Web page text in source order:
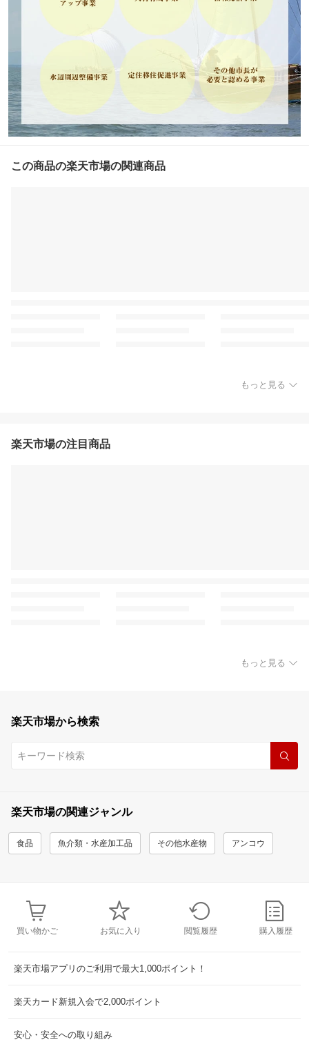
この商品の楽天市場の関連商品
もっと見る
楽天市場の注目商品
もっと見る
楽天市場から検索
楽天市場の関連ジャンル
食品 魚介類・水産加工品 その他水産物 アンコウ
買い物かご お気に入り 閲覧履歴 購入履歴
楽天市場アプリのご利用で最大1,000ポイント！
楽天カード新規入会で2,000ポイント
安心・安全への取り組み